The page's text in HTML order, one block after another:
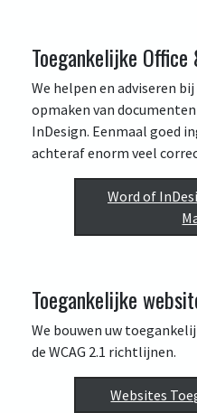
Toegankelijke
We helpen en adviseren
opmaken van
InDesign. Eenmaal goed
achteraf enorm veel
Word of
Toegankelijke
We bouwen uw
de WCAG 2.1 richtlijnen.
Websites